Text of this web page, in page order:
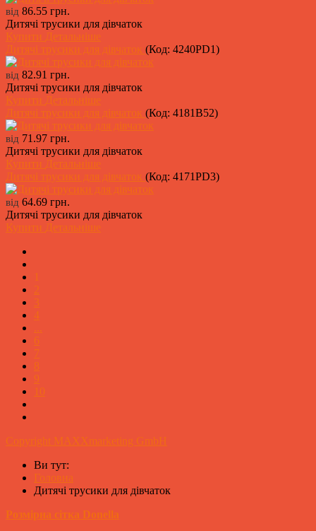
від 86.55 грн.
Дитячі трусики для дівчаток
Купити Детальніше
Дитячі трусики для дівчаток (Код: 4240PD1)
від 82.91 грн.
Дитячі трусики для дівчаток
Купити Детальніше
Дитячі трусики для дівчаток (Код: 4181B52)
від 71.97 грн.
Дитячі трусики для дівчаток
Купити Детальніше
Дитячі трусики для дівчаток (Код: 4171PD3)
від 64.69 грн.
Дитячі трусики для дівчаток
Купити Детальніше
1
2
3
4
...
6
7
8
9
10
Copyright MAXXmarketing GmbH
Ви тут:
Головна
Дитячі трусики для дівчаток
Розмірна сітка Donella